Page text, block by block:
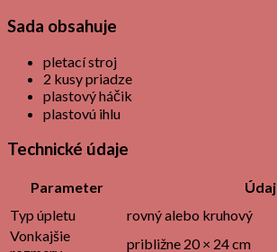
Sada obsahuje
pletací stroj
2 kusy priadze
plastový háčik
plastovú ihlu
Technické údaje
Parameter
Údaj
Typ úpletu
rovný alebo kruhový
Vonkajšie
približne 20 × 24 cm